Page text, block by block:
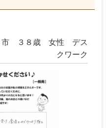
市 ３８歳 女性 デス
クワーク